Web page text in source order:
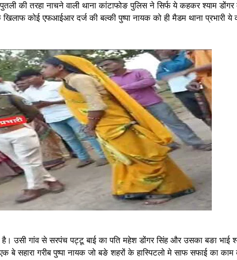
की तरहा नाचने वाली थाना कांटाफोङ पुलिस ने सिर्फ ये कहकर श्याम डोंगर
कोई एफआईआर दर्ज की बल्की पुष्पा नायक को ही मैडम थाना प्रभारी ये
है। उसी गांव से सरपंच पट्टू बाई का पति महेश डोंगर सिंह और उसका बङा भाई
बे सहारा गरीब पुष्पा नायक जो बङे शहरों के हास्पिटलो मे साफ सफाई का